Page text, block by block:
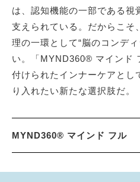
は、認知機能の一部である視
支えられている。だからこそ
理の一環として“脳のコンデ
い。「MYND360® マインド
付けられたインナーケアとし
り入れたい新たな選択肢だ。
MYND360® マインド フル